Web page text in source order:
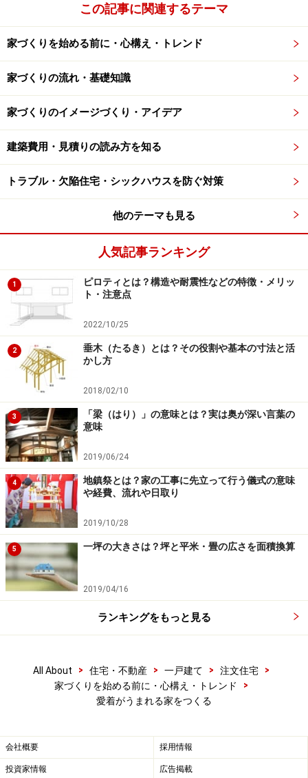
この記事に関連するテーマ
家づくりを始める前に・心構え・トレンド
家づくりの流れ・基礎知識
家づくりのイメージづくり・アイデア
建築費用・見積りの読み方を知る
トラブル・欠陥住宅・シックハウスを防ぐ対策
他のテーマも見る
人気記事ランキング
1
ピロティとは？構造や耐震性などの特徴・メリッ
ト・注意点
2022/10/25
2
垂木（たるき）とは？その役割や基本の寸法と活
かし方
2018/02/10
3
「梁（はり）」の意味とは？実は奥が深い言葉の
意味
2019/06/24
4
地鎮祭とは？家の工事に先立って行う儀式の意味
や経費、流れや日取り
2019/10/28
5 一坪の大きさは？坪と平米・畳の広さを面積換算
2019/04/16
ランキングをもっと見る
All About > 住宅・不動産 > 一戸建て > 注文住宅
>
家づくりを始める前に・心構え・トレンド
>
愛着がうまれる家をつくる
会社概要 採用情報
投資家情報 広告掲載